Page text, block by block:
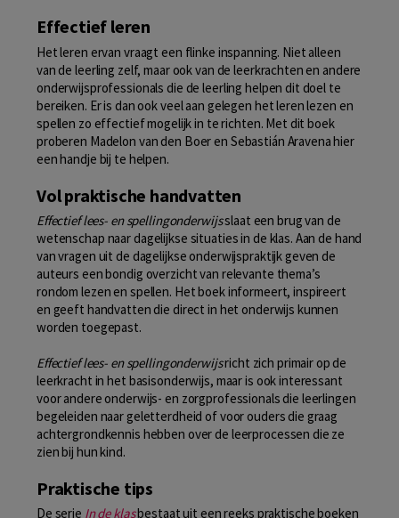
Effectief leren
Het leren ervan vraagt een flinke inspanning. Niet alleen
van de leerling zelf, maar ook van de leerkrachten en andere
onderwijsprofessionals die de leerling helpen dit doel te
bereiken. Er is dan ook veel aan gelegen het leren lezen en
spellen zo effectief mogelijk in te richten. Met dit boek
proberen Madelon van den Boer en Sebastián Aravena hier
een handje bij te helpen.
Vol praktische handvatten
Effectief lees- en spellingonderwijsslaat een brug van de
wetenschap naar dagelijkse situaties in de klas. Aan de hand
van vragen uit de dagelijkse onderwijspraktijk geven de
auteurs een bondig overzicht van relevante thema’s
rondom lezen en spellen. Het boek informeert, inspireert
en geeft handvatten die direct in het onderwijs kunnen
worden toegepast.
Effectief lees- en spellingonderwijsricht zich primair op de
leerkracht in het basisonderwijs, maar is ook interessant
voor andere onderwijs- en zorgprofessionals die leerlingen
begeleiden naar geletterdheid of voor ouders die graag
achtergrondkennis hebben over de leerprocessen die ze
zien bij hun kind.
Praktische tips
De serie In de klasbestaat uit een reeks praktische boeken